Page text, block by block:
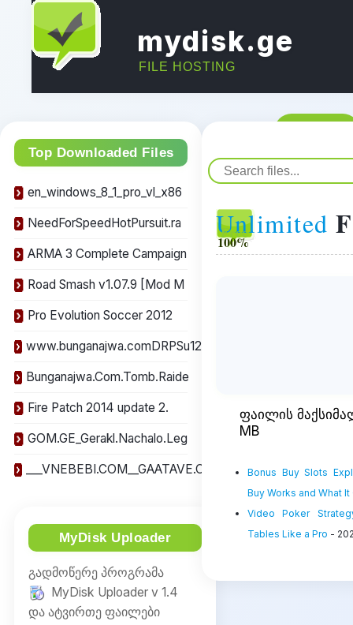
mydisk.ge
FILE HOSTING
Top Downloaded Files
en_windows_8_1_pro_vl_x86
NeedForSpeedHotPursuit.ra
ARMA 3 Complete Campaign
Road Smash v1.07.9 [Mod M
Pro Evolution Soccer 2012
www.bunganajwa.comDRPSu12
Bunganajwa.Com.Tomb.Raide
Fire Patch 2014 update 2.
GOM.GE_Gerakl.Nachalo.Leg
___VNEBEBI.COM__GAATAVE.C
MyDisk Uploader
გადმოწერე პროგრამა
MyDisk Uploader v 1.4
და ატვირთე ფაილები
Unlimited
Free
100%
ფაილის
MB
Bonus Buy Slots
Buy Works and What
Video Poker
Tables Like a Pro -